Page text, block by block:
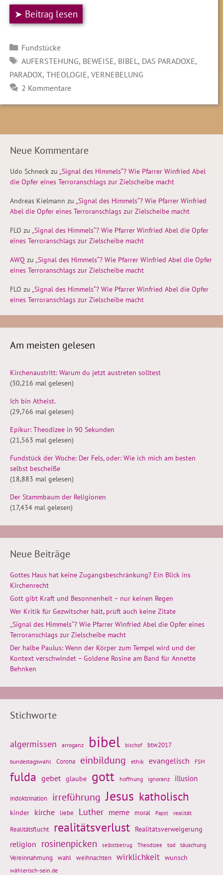
➤ Beitrag lesen
Kategorien
Fundstücke
SCHLAGWÖRTER
AUFERSTEHUNG, BEWEISE, BIBEL , DAS PARADOXE,
PARADOX,THEOLOGIE,VERNEBELUNG
2 Kommentare
Neue Kommentare
Udo Schneck zu „Signal des Himmels“? Wie Pfarrer Winfried Abel
die Opfer eines Terroranschlags zur Zielscheibe macht
Andreas Kielmann zu „Signal des Himmels“? Wie Pfarrer Winfried
Abel die Opfer eines Terroranschlags zur Zielscheibe macht
FLO zu „Signal des Himmels“? Wie Pfarrer Winfried Abel die Opfer
eines Terroranschlags zur Zielscheibe macht
AWQ zu „Signal des Himmels“? Wie Pfarrer Winfried Abel die Opfer
eines Terroranschlags zur Zielscheibe macht
FLO zu „Signal des Himmels“? Wie Pfarrer Winfried Abel die Opfer
eines Terroranschlags zur Zielscheibe macht
Am meisten gelesen
Kirchenaustritt: Warum du jetzt austreten solltest
(30,216 mal gelesen)
Ich bin Atheist.
(29,766 mal gelesen)
Epikur: Theodizee in 90 Sekunden
(21,563 mal gelesen)
Fundstück der Woche: Der Fels, oder: Wie ich mich am besten
selbst bescheiße
(18,883 mal gelesen)
Der Stammbaum der Religionen
(17,434 mal gelesen)
Neue Beiträge
Gottes Haus hat keine Zugangsbeschränkung? Ein Blick ins
Kirchenrecht
Gott gibt Kraft und Besonnenheit – nur keinen Regen
Wer Kritik für Gezwitscher hält, prüft auch keine Zitate
„Signal des Himmels“? Wie Pfarrer Winfried Abel die Opfer eines
Terroranschlags zur Zielscheibe macht
Der halbe Paulus: Wenn der Körper zum Tempel wird und der
Kontext verschwindet – Goldene Rosine am Band für Annette
Behnken
Stichworte
algermissen arroganz bibel bischof btw2017
bundestagswahl Corona einbildung ethik evangelisch FSM
fulda gebet glaube gott hoffnung ignoranz illusion
indoktrination irreführung Jesus katholisch
kinder kirche liebe Luther meme moral Papst realität
Realitätsflucht realitätsverlust Realitätsverweigerung
religion rosinenpicken selbstbetrug Theodizee tod täuschung
Vereinnahmung wahl weihnachten wirklichkeit wunsch
wählerisch-sein.de